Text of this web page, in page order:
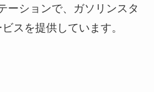
ーションで、ガソリンスタ
スを提供しています。